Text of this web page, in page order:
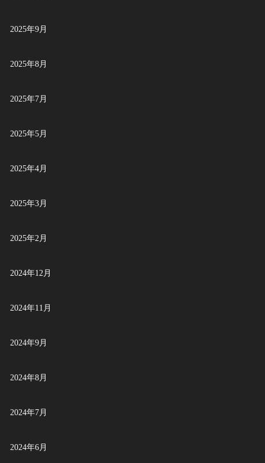
2025年9月
2025年8月
2025年7月
2025年5月
2025年4月
2025年3月
2025年2月
2024年12月
2024年11月
2024年9月
2024年8月
2024年7月
2024年6月